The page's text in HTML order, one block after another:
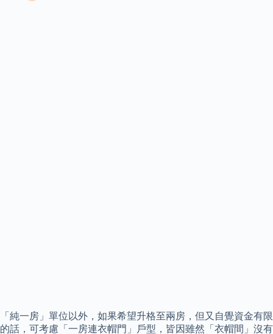
「純一房」單位以外，如果希望升格至兩房，但又自覺資金有限
的話，可考慮「一房連衣帽門」戶型，皆因雖然「衣帽間」沒有